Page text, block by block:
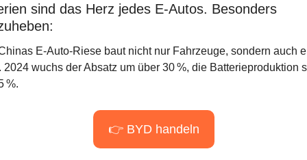
sind das Herz jedes E-Autos. Besonders
E-Auto-Riese baut nicht nur Fahrzeuge, sondern auch
2024 wuchs der Absatz um über 30 %, die Batterieproduktion
%.
👉 BYD handeln